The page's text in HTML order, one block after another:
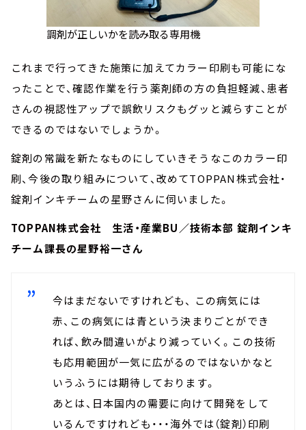
調剤が正しいかを読み取る専用機
これまで行ってきた施策に加えてカラー印刷も可能にな
ったことで、確認作業を行う薬剤師の方の負担軽減、患者
さんの視認性アップで誤飲リスクもグッと減らすことが
できるのではないでしょうか。
錠剤の常識を新たなものにしていきそうなこのカラー印
刷、今後の取り組みについて、改めてTOPPAN株式会社・
錠剤インキチームの星野さんに伺いました。
TOPPAN株式会社 生活・産業BU／技術本部 錠剤インキ
チーム課長の星野裕一さん
今はまだないですけれども、 この病気には
赤、この病気には青という決まりごとができ
れば、飲み間違いがより減っていく。この技術
も応用範囲が一気に広がるのではないかなと
いうふうには期待しております。
あとは、日本国内の需要に向けて開発をして
いるんですけれども・・・海外では（錠剤）印刷